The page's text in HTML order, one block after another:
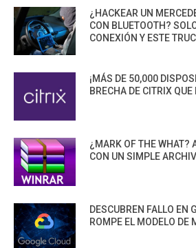
¿HACKEAR UN
CON BLUETOOTH?
CONEXIÓN Y ESTE
¡MÁS DE 50,000
BRECHA DE CITRIX
¿MARK OF THE WHAT?
CON UN SIMPLE
DESCUBREN FALLO EN
ROMPE EL MODELO DE